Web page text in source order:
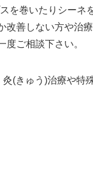
を巻いたりシーネ
改善しない方や治
度ご相談下さい。
(きゅう)治療や特